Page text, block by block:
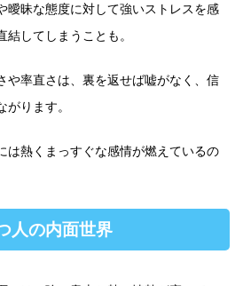
曖昧な態度に対して強いストレスを感
結してしまうことも。
や率直さは、裏を返せば嘘がなく、信
ります。
は熱くまっすぐな感情が燃えているの
人の内面世界